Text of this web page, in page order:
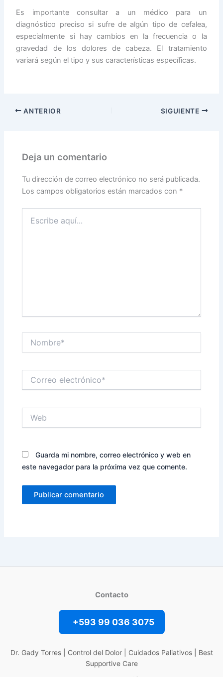
Es importante consultar a un médico para un
diagnóstico preciso si sufre de algún tipo de cefalea,
especialmente si hay cambios en la frecuencia o la
gravedad de los dolores de cabeza. El tratamiento
variará según el tipo y sus características específicas.
ANTERIOR SIGUIENTE
Deja un comentario
Tu dirección de correo electrónico no será publicada.
Los campos obligatorios están marcados con *
aquí...
electrónico*
Guarda mi nombre, correo electrónico y web en
este navegador para la próxima vez que comente.
Contacto
+593 99 036 3075
Dr. Gady Torres | Control del Dolor | Cuidados Paliativos | Best
Supportive Care